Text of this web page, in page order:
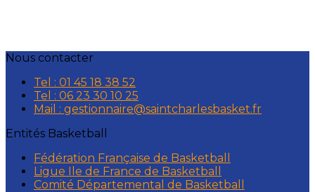
Nous contacter
Tel : 01 45 18 38 52
Tel : 06 23 30 10 25
Mail : gestionnaire@saintcharlesbasket.fr
Entités Basketball
Fédération Française de Basketball
Ligue Ile de France de Basketball
Comité Départemental de Basketball